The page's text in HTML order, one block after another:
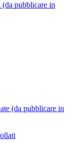
pubblicare in
(da pubblicare in